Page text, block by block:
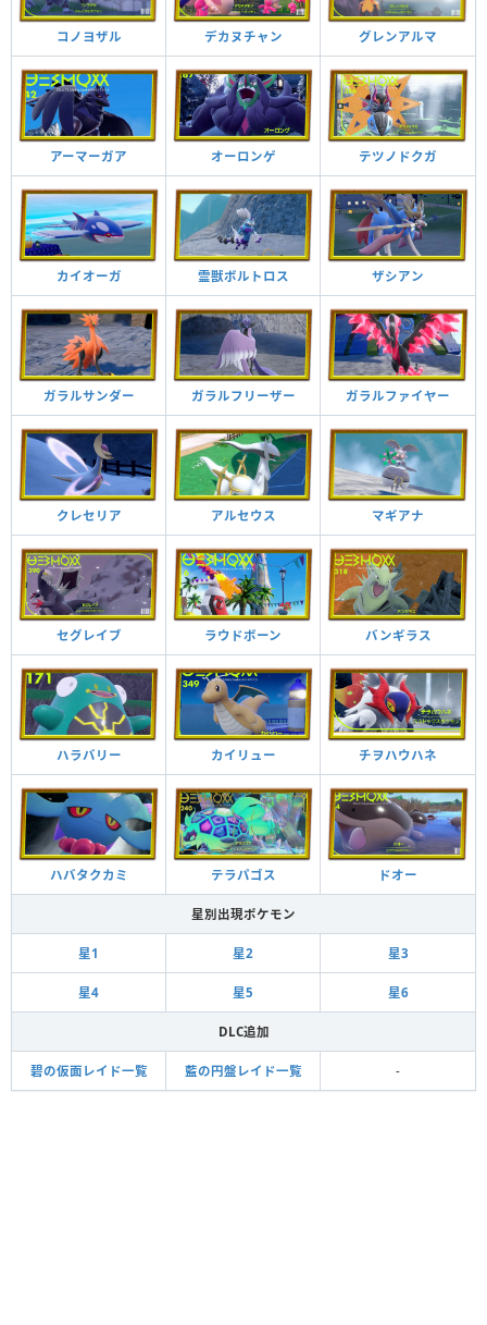
コノヨザル デカヌチャン グレンアルマ
アーマーガア オーロンゲ テツノドクガ
カイオーガ 霊獣ボルトロス ザシアン
ガラルサンダー ガラルフリーザー ガラルファイヤー
クレセリア アルセウス マギアナ
セグレイブ ラウドボーン バンギラス
ハラバリー カイリュー チヲハウハネ
ハバタクカミ テラパゴス ドオー
星別出現ポケモン
星1 星2 星3
星4 星5 星6
DLC追加
碧の仮面レイド一覧 藍の円盤レイド一覧 -